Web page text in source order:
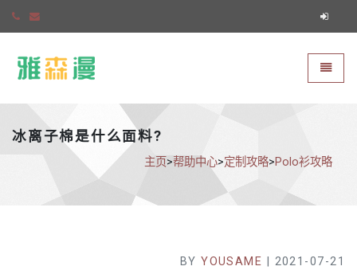
切换导
冰离子棉是什么面料?
主页>帮助中心>定制攻略>Polo衫攻略
BYYOUSAME | 2021-07-21